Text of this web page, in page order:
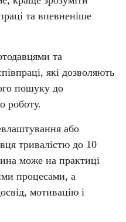
та впевненіше
та
які дозволяють
пошуку до
роботу.
або
тривалістю до 10
може на практиці
процесами, а
мотивацію і